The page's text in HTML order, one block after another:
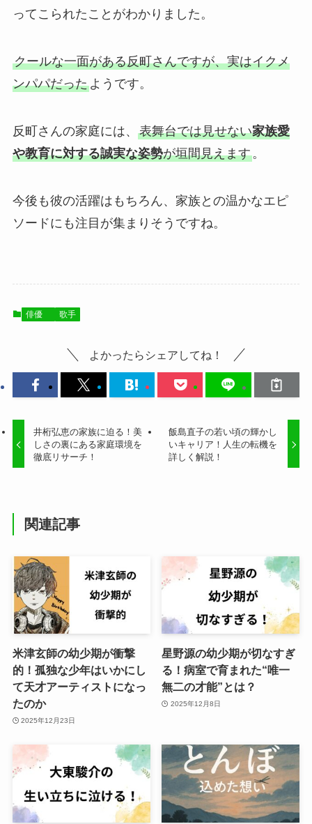
ってこられたことがわかりました。
クールな一面がある反町さんですが、実はイクメ
ンパパだったようです。
反町さんの家庭には、 表舞台では見せない家族愛
や教育に対する誠実な姿勢が垣間見えます。
今後も彼の活躍はもちろん、家族との温かなエピ
ソードにも注目が集まりそうですね。
俳優 歌手
よかったらシェアしてね！
井桁弘恵の家族に迫る！美
しさの裏にある家庭環境を
徹底リサーチ！
飯島直子の若い頃の輝かし
いキャリア！人生の転機を
詳しく解説！
関連記事
米津玄師の幼少期が衝撃
的！孤独な少年はいかにし
て天才アーティストになっ
たのか
2025年12月23日
星野源の幼少期が切なすぎ
る！病室で育まれた“唯一
無二の才能”とは？
2025年12月8日